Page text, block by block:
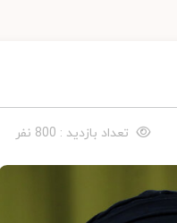
تعداد بازدید : 800 نفر